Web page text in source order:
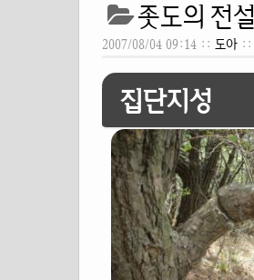
좃도의 전설
2007/08/04 09:14 :: 도아 ::
집단지성